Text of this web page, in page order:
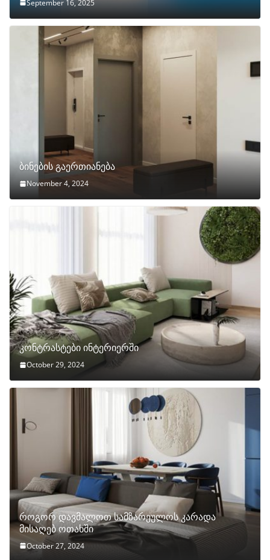
September 16, 2025
ბინების გაერთიანება
November 4, 2024
კონტრასტები ინტერიერში
October 29, 2024
როგორ დავმალოთ სამზარეულოს კარადა
მისაღებ ოთახში
October 27, 2024